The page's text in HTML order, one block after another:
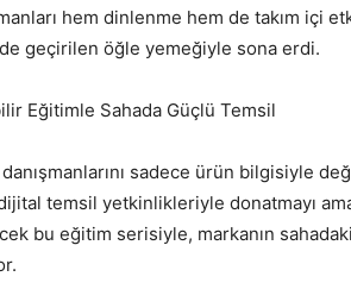
hem dinlenme hem de takım içi
geçirilen öğle yemeğiyle sona erdi.
Eğitimle Sahada Güçlü Temsil
sadece ürün bilgisiyle
temsil yetkinlikleriyle donatmayı
bu eğitim serisiyle, markanın